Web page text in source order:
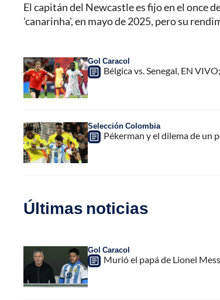
El capitán del Newcastle es fijo en el once
'canarinha', en mayo de 2025, pero su
Gol Caracol
Bélgica vs. Senegal, EN
Selección Colombia
Pékerman y el dilema de un
Últimas noticias
Gol Caracol
Murió el papá de Lionel